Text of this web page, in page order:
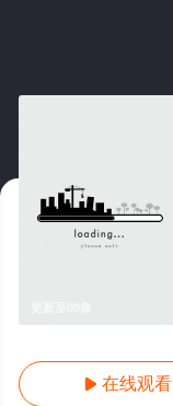
 在线观看